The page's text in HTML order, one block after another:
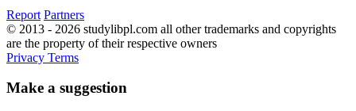
Report Partners
© 2013 - 2026 studylibpl.com all other trademarks and copyrights
are the property of their respective owners
Privacy Terms
Make a suggestion